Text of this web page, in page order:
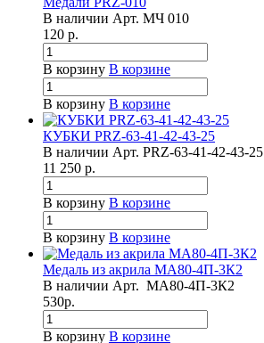
В наличии Арт. МЧ 010
120 р.
В корзину В корзине
В корзину В корзине
КУБКИ PRZ-63-41-42-43-25
В наличии Арт. PRZ-63-41-42-43-25
11 250 р.
В корзину В корзине
В корзину В корзине
Медаль из акрила МА80-4П-3К2
В наличии Арт. МА80-4П-3К2
530р.
В корзину В корзине